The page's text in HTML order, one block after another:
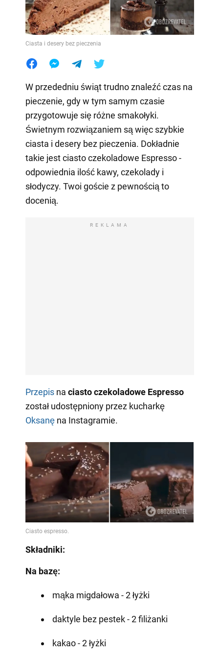
Ciasta i desery bez pieczenia
W przededniu świąt trudno znaleźć czas na
pieczenie, gdy w tym samym czasie
przygotowuje się różne smakołyki.
Świetnym rozwiązaniem są więc szybkie
ciasta i desery bez pieczenia. Dokładnie
takie jest ciasto czekoladowe Espresso -
odpowiednia ilość kawy, czekolady i
słodyczy. Twoi goście z pewnością to
docenią.
REKLAMA
Przepisna ciasto czekoladowe Espresso
został udostępniony przez kucharkę
Oksanęna Instagramie.
Składniki:
Na bazę:
mąka migdałowa - 2 łyżki
daktyle bez pestek - 2 filiżanki
kakao - 2 łyżki